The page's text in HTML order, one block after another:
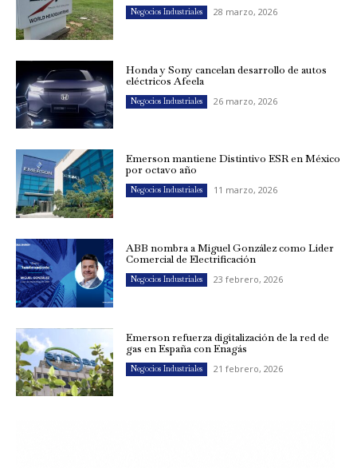
Negocios Industriales 28 marzo, 2026
Honda y Sony cancelan desarrollo de autos
eléctricos Afeela
Negocios Industriales 26 marzo, 2026
Emerson mantiene Distintivo ESR en México
por octavo año
Negocios Industriales 11 marzo, 2026
ABB nombra a Miguel González como Líder
Comercial de Electrificación
Negocios Industriales 23 febrero, 2026
Emerson refuerza digitalización de la red de
gas en España con Enagás
Negocios Industriales 21 febrero, 2026